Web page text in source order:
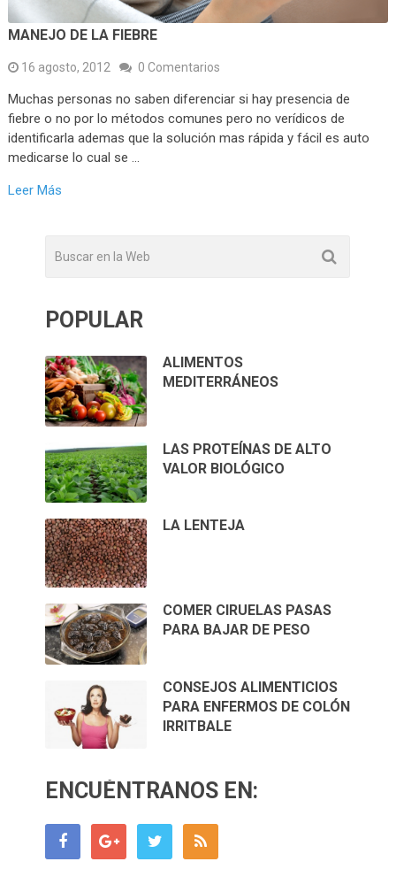
MANEJO DE LA FIEBRE
16 agosto, 2012 0 Comentarios
Muchas personas no saben diferenciar si hay presencia de
fiebre o no por lo métodos comunes pero no verídicos de
identificarla ademas que la solución mas rápida y fácil es auto
medicarse lo cual se …
Leer Más
POPULAR
ALIMENTOS
MEDITERRÁNEOS
LAS PROTEÍNAS DE ALTO
VALOR BIOLÓGICO
LA LENTEJA
COMER CIRUELAS PASAS
PARA BAJAR DE PESO
CONSEJOS ALIMENTICIOS
PARA ENFERMOS DE COLÓN
IRRITBALE
ENCUÉNTRANOS EN: